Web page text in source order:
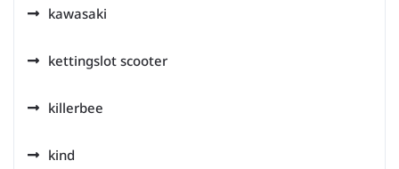
kawasaki
kettingslot scooter
killerbee
kind